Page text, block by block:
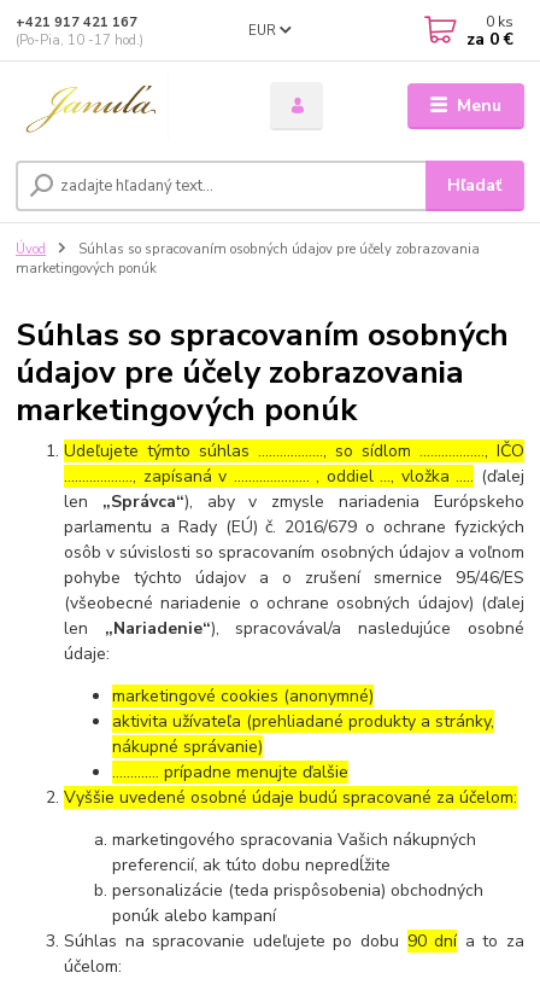
Menu
EUR
Hľadať
+421 917 421 167
(Po-Pia, 10 -17 hod.)
0 ks
za 0 €
Úvod
Súhlas so spracovaním osobných údajov pre účely zobrazovania
marketingových ponúk
Súhlas so spracovaním osobných
údajov pre účely zobrazovania
marketingových ponúk
Udeľujete týmto súhlas ……………..., so sídlom ………………, IČO
………………., zapísaná v ………………… , oddiel …, vložka ….. (ďalej
len „Správca“), aby v zmysle nariadenia Európskeho
parlamentu a Rady (EÚ) č. 2016/679 o ochrane fyzických
osôb v súvislosti so spracovaním osobných údajov a voľnom
pohybe týchto údajov a o zrušení smernice 95/46/ES
(všeobecné nariadenie o ochrane osobných údajov) (ďalej
len „Nariadenie“), spracovával/a nasledujúce osobné
údaje:
marketingové cookies (anonymné)
aktivita užívateľa (prehliadané produkty a stránky,
nákupné správanie)
…………. prípadne menujte ďalšie
Vyššie uvedené osobné údaje budú spracované za účelom:
marketingového spracovania Vašich nákupných
preferencií, ak túto dobu nepredĺžite
personalizácie (teda prispôsobenia) obchodných
ponúk alebo kampaní
Súhlas na spracovanie udeľujete po dobu 90 dnía to za
účelom: